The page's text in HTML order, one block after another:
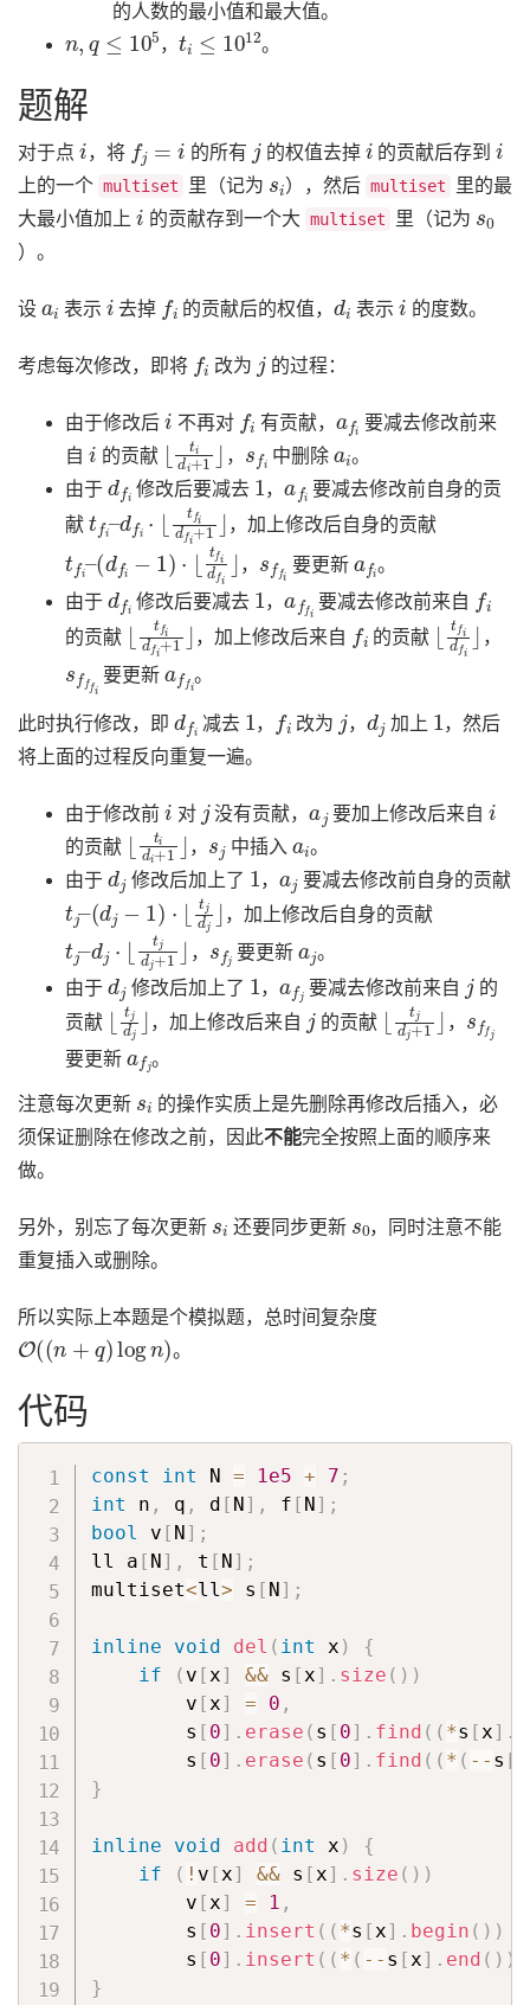
的人数的最小值和最大值。
105
，
t 1012
。
题解
对于点
i
，将
j=
的所有 的权值去掉
i
的贡献后存到
i
上的一个 multiset 里（记为 ），然后 multiset
里的最
大最小值加上
i
的贡献存到一个大 multiset 里（记为
）。
设 表示
i
去掉
i
的贡献后的权值，
d
表示
i
的度数。
考虑每次修改，即将
i
改为 的过程：
由于修改后
i
不再对
i
有贡献，
要减去修改前来
自
i
的贡献
⌊ di 1
， 中删除
i
。
由于
d
修改后要减去
1
，
要减去修改前自身的贡
献
td ⌊t i 1⌋
，加上修改后自身的贡献
t (df )⋅ ⌊ id i⌋
， 要更新
。
由于
d
修改后要减去
1
，
a
要减去修改前来自
i
的贡献
⌊ df 1
，加上修改后来自
i
的贡献
⌊ fid fi
，
要更新 。
此时执行修改，即
d
减去
1
，
i
改为 ，
d
加上
1
，然后
将上面的过程反向重复一遍。
由于修改前
i
对 没有贡献， 要加上修改后来自
i
的贡献
⌊ di 1
， 中插入
。
由于
d
修改后加上了
1
， 要减去修改前自身的贡献
t (dj − ⋅ ⌊t j
，加上修改后自身的贡献
t dj j +
，
s
要更新
。
由于
d
修改后加上了
1
， 要减去修改前来自
的
贡献
⌊ tjd ⌋
，加上修改后来自 的贡献
⌊ dj+ 1
，
要更新
a
。
注意每次更新
的操作实质上是先删除再修改后插入，必
须保证删除在修改之前，因此不能完全按照上面的顺序来
做。
另外，别忘了每次更新 还要同步更新
，同时注意不能
重复插入或删除。
所以实际上本题是个模拟题，总时间复杂度
O( (n log
。
代码
const int N = 1e5 + 7 ;
int n , q , d [ N] , f [ N] ;
bool
v [ N] ;
ll a [ N] , t [ N] ;
multiset<ll > s [ N] ;
inline void del ( int x )
{
if
( v [ x] && s [ x] . size ( ) )
        v
[ x] = 0 ,
        s
[ 0] . erase ( s [ 0] . find ( ( *s [ x] .
        s
[ 0] . erase ( s [ 0] . find ( ( * ( -- s [
}
inline void add ( int x )
{
if
( ! v [ x] && s [ x] . size ( ) )
        v
[ x] = 1 ,
        s
[ 0] . insert ( ( *s [ x] . begin ( ) )
        s
[ 0] . insert ( ( * ( -- s [ x] . end ( ) )
}